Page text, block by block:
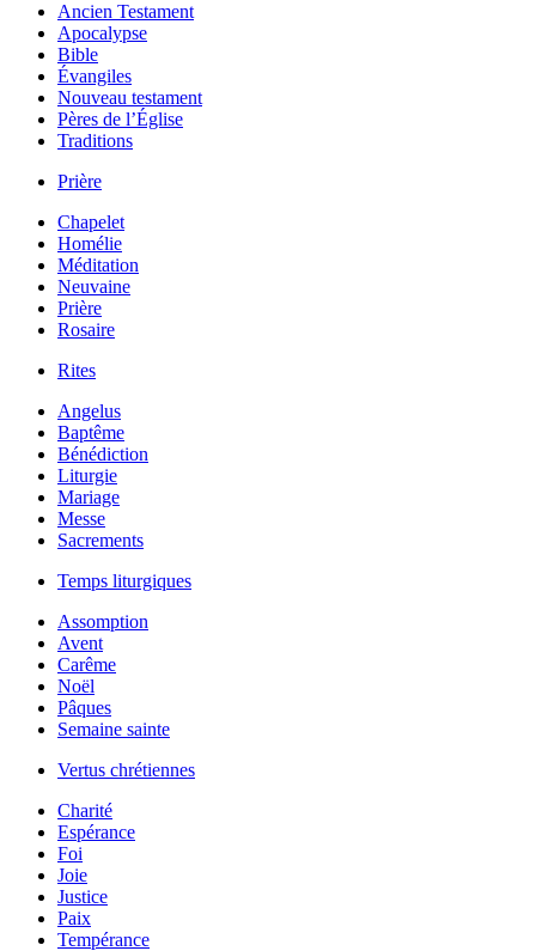
Ancien Testament
Apocalypse
Bible
Évangiles
Nouveau testament
Pères de l’Église
Traditions
Prière
Chapelet
Homélie
Méditation
Neuvaine
Prière
Rosaire
Rites
Angelus
Baptême
Bénédiction
Liturgie
Mariage
Messe
Sacrements
Temps liturgiques
Assomption
Avent
Carême
Noël
Pâques
Semaine sainte
Vertus chrétiennes
Charité
Espérance
Foi
Joie
Justice
Paix
Tempérance